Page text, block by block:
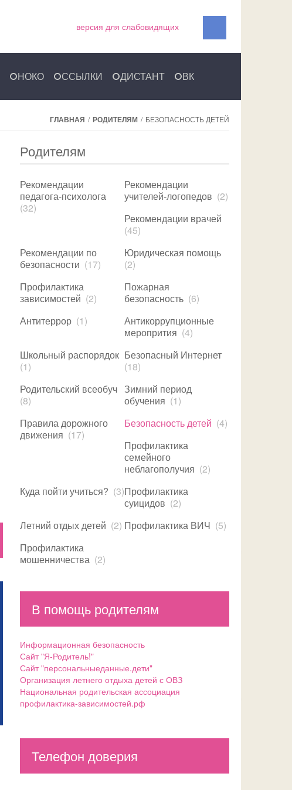
версия для слабовидящих
НОКО ССЫЛКИ ДИСТАНТ ВК
ГЛАВНАЯ / РОДИТЕЛЯМ / БЕЗОПАСНОСТЬ ДЕТЕЙ
Родителям
Рекомендации
педагога-психолога
(32)
Рекомендации
учителей-логопедов (2)
Рекомендации врачей
(45)
Рекомендации по
безопасности (17)
Юридическая помощь
(2)
Профилактика
зависимостей (2)
Пожарная
безопасность (6)
Антитеррор (1)
Антикоррупционные
меропрития (4)
Школьный распорядок
(1)
Безопасный Интернет
(18)
Родительский всеобуч
(8)
Зимний период
обучения (1)
Правила дорожного
движения (17)
Безопасность детей (4)
Профилактика
семейного
неблагополучия (2)
Куда пойти учиться? (3)Профилактика
суицидов (2)
Летний отдых детей (2) Профилактика ВИЧ (5)
Профилактика
мошенничества (2)
В помощь родителям
Информационная безопасность
Сайт "Я-Родитель!"
Сайт "персональныеданные.дети"
Организация летнего отдыха детей с ОВЗ
Национальная родительская ассоциация
профилактика-зависимостей.рф
Телефон доверия